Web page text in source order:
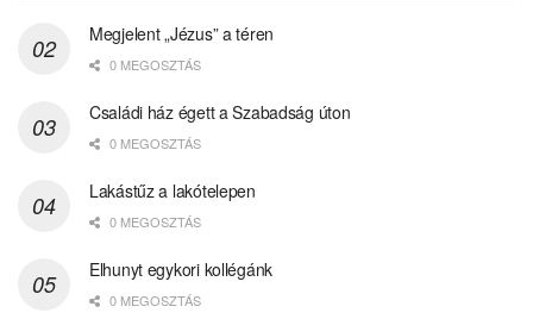
Megjelent „Jézus” a téren
0 MEGOSZTÁS
Családi ház égett a Szabadság úton
0 MEGOSZTÁS
Lakástűz a lakótelepen
0 MEGOSZTÁS
Elhunyt egykori kollégánk
0 MEGOSZTÁS